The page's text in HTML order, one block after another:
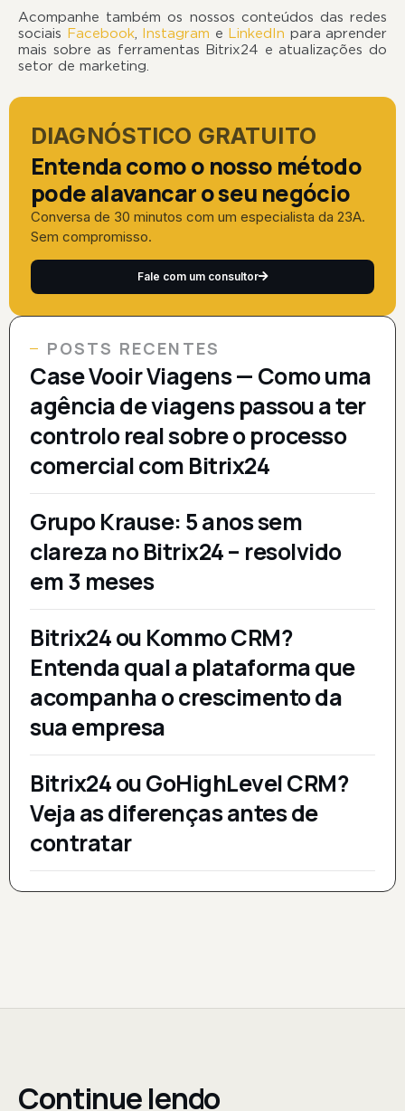
Acompanhe também os nossos conteúdos das redes
sociais Facebook, Instagram e LinkedIn para aprender
mais sobre as ferramentas Bitrix24 e atualizações do
setor de marketing.
DIAGNÓSTICO GRATUITO
Entenda como o nosso método
pode alavancar o seu negócio
Conversa de 30 minutos com um especialista da 23A.
Sem compromisso.
Fale com um consultor
POSTS RECENTES
Case Vooir Viagens — Como uma
agência de viagens passou a ter
controlo real sobre o processo
comercial com Bitrix24
Grupo Krause: 5 anos sem
clareza no Bitrix24 – resolvido
em 3 meses
Bitrix24 ou Kommo CRM?
Entenda qual a plataforma que
acompanha o crescimento da
sua empresa
Bitrix24 ou GoHighLevel CRM?
Veja as diferenças antes de
contratar
Continue lendo